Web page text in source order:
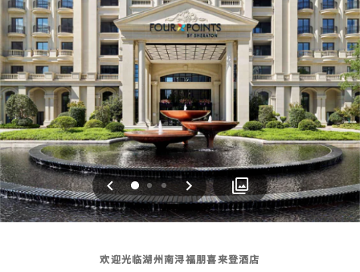
上一页
012 下一页
欢迎光临湖州南浔福朋喜来登酒店